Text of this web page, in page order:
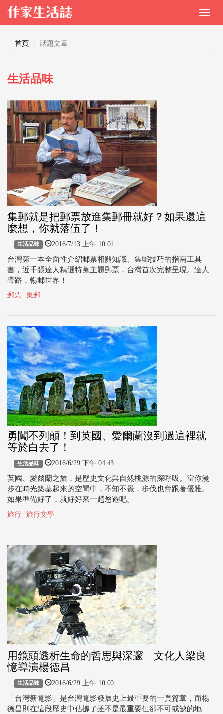
首頁 話題文章
生活品味
集郵就是把郵票放進集郵冊就好？如果還這
麼想，你就落伍了！
生活品味 2016/7/13 上午 10:01
台灣第一本全面性介紹郵票相關知識、集郵技巧的指南工具
書，近千張達人精選特蒐主題郵票，台灣首次完整呈現。達人
帶路，暢郵世界！
郵票 集郵
勇闖不列顛！到英國、愛爾蘭沒到過這裡就
等於白去了！
生活品味 2016/6/29 下午 04:43
英國、愛爾蘭之旅，是歷史文化與自然桃源的深呼吸。當你漫
步在時光築基起來的空間中，不知不覺，步伐也會跟著優雅。
如果準備好了，就好好來一趟悠遊吧。
旅行 旅行文學
用鏡頭透析生命的哲思與深邃 文化人梁良
憶導演楊德昌
生活品味 2016/6/29 上午 10:00
「台灣新電影」是台灣電影發展史上最重要的一頁篇章，而楊
德昌則在這段歷史中佔據了雖不是最重要但卻不可或缺的地